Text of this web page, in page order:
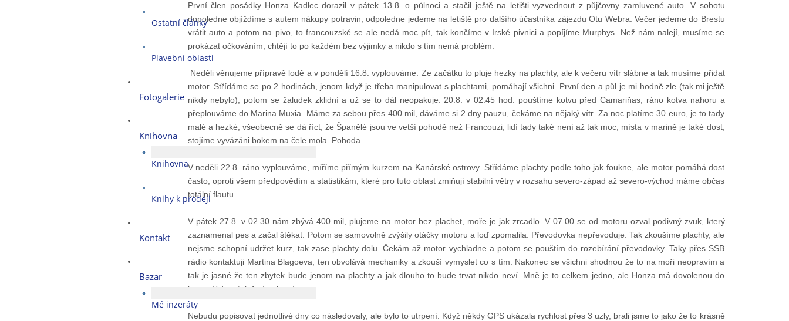
Ostatní články
Plavební oblasti
Fotogalerie
Knihovna
Knihovna
Knihy k prodeji
Kontakt
Bazar
Mé inzeráty
První člen posádky Honza Kadlec dorazil v pátek 13.8. o půlnoci a stačil ještě na letišti vyzvednout z půjčovny zamluvené auto. V sobotu
dopoledne objíždíme s autem nákupy potravin, odpoledne jedeme na letiště pro dalšího účastníka zájezdu Otu Webra. Večer jedeme do Brestu
vrátit auto a potom na pivo, to francouzské se ale nedá moc pít, tak končíme v Irské pivnici a popíjíme Murphys. Než nám nalejí, musíme se
prokázat očkováním, chtějí to po každém bez výjimky a nikdo s tím nemá problém.
Neděli věnujeme přípravě lodě a v pondělí 16.8. vyplouváme. Ze začátku to pluje hezky na plachty, ale k večeru vítr slábne a tak musíme přidat
motor. Střídáme se po 2 hodinách, jenom když je třeba manipulovat s plachtami, pomáhají všichni. První den a půl je mi hodně zle (tak mi ještě
nikdy nebylo), potom se žaludek zklidní a už se to dál neopakuje. 20.8. v 02.45 hod. pouštíme kotvu před Camariňas, ráno kotva nahoru a
přeplouváme do Marina Muxia. Máme za sebou přes 400 mil, dáváme si 2 dny pauzu, čekáme na nějaký vítr. Za noc platíme 30 euro, je to tady
malé a hezké, všeobecně se dá říct, že Španělé jsou ve vetší pohodě než Francouzi, lidí tady také není až tak moc, místa v marině je také dost,
stojíme vyvázáni bokem na čele mola. Pohoda.
V neděli 22.8. ráno vyplouváme, míříme přímým kurzem na Kanárské ostrovy. Střídáme plachty podle toho jak foukne, ale motor pomáhá dost
často, oproti všem předpovědím a statistikám, které pro tuto oblast zmiňují stabilní větry v rozsahu severo-západ až severo-východ máme občas
totální flautu.
V pátek 27.8. v 02.30 nám zbývá 400 mil, plujeme na motor bez plachet, moře je jak zrcadlo. V 07.00 se od motoru ozval podivný zvuk, který
zaznamenal pes a začal štěkat. Potom se samovolně zvýšily otáčky motoru a loď zpomalila. Převodovka nepřevoduje. Tak zkoušíme plachty, ale
nejsme schopní udržet kurz, tak zase plachty dolu. Čekám až motor vychladne a potom se pouštím do rozebírání převodovky. Taky přes SSB
rádio kontaktuji Martina Blagoeva, ten obvolává mechaniky a zkouší vymyslet co s tím. Nakonec se všichni shodnou že to na moři neopravím a
tak je jasné že ten zbytek bude jenom na plachty a jak dlouho to bude trvat nikdo neví. Mně je to celkem jedno, ale Honza má dovolenou do
konce týdne, tak že trochu stres.
Nebudu popisovat jednotlivé dny co následovaly, ale bylo to utrpení. Když někdy GPS ukázala rychlost přes 3 uzly, brali jsme to jako že to krásně